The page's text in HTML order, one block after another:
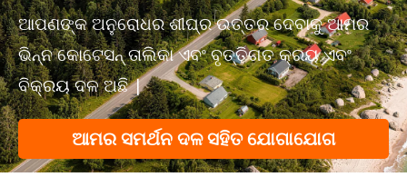
ଆପଣଙ୍କ ଅନୁରୋଧର ଶୀଘ୍ର ଉତ୍ତର ଦେବାକୁ ଆମର
ଭିନ୍ନ କୋଟେସନ୍ ତାଲିକା ଏବଂ ବୃତ୍ତିଗତ କ୍ରୟ ଏବଂ
ବିକ୍ରୟ ଦଳ ଅଛି |
ଆମର ସମର୍ଥନ ଦଳ ସହିତ ଯୋଗାଯୋଗ